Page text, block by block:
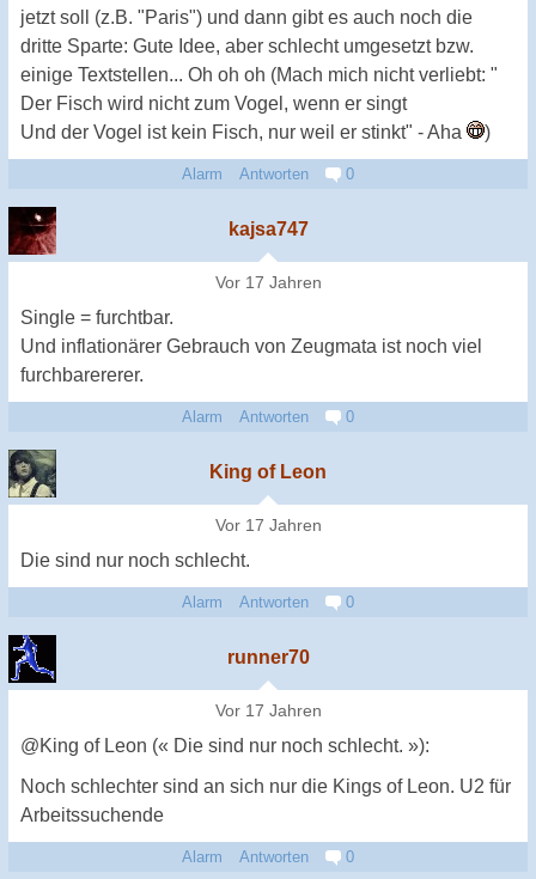
jetzt soll (z.B. "Paris") und dann gibt es auch noch die
dritte Sparte: Gute Idee, aber schlecht umgesetzt bzw.
einige Textstellen... Oh oh oh (Mach mich nicht verliebt: "
Der Fisch wird nicht zum Vogel, wenn er singt
Und der Vogel ist kein Fisch, nur weil er stinkt" - Aha
)
Alarm Antworten 0
kajsa747
Vor 17 Jahren
Single = furchtbar.
Und inflationärer Gebrauch von Zeugmata ist noch viel
furchbarererer.
Alarm Antworten 0
King of Leon
Vor 17 Jahren
Die sind nur noch schlecht.
Alarm Antworten 0
runner70
Vor 17 Jahren
@King of Leon (« Die sind nur noch schlecht. »):
Noch schlechter sind an sich nur die Kings of Leon. U2 für
Arbeitssuchende
Alarm Antworten 0